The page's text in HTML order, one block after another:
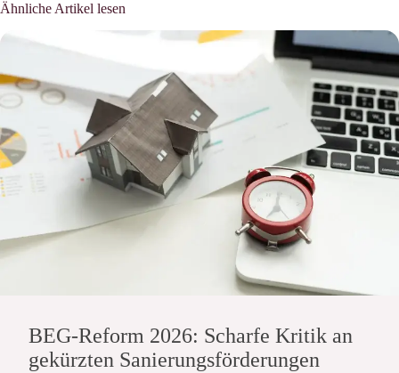
Ähnliche Artikel lesen
BEG-Reform 2026: Scharfe Kritik an
gekürzten Sanierungsförderungen